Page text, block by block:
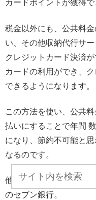
カードポイントが獲得で
税金以外にも、公共料
い、その他収納代行サ
クレジットカード決済
カードの利用ができ、
できるようになります。
この方法を使い、公共
払いにすることで年間
になり、節約不可能と
なるのです。
他にも、セブン&アイ各
のセブン銀行。